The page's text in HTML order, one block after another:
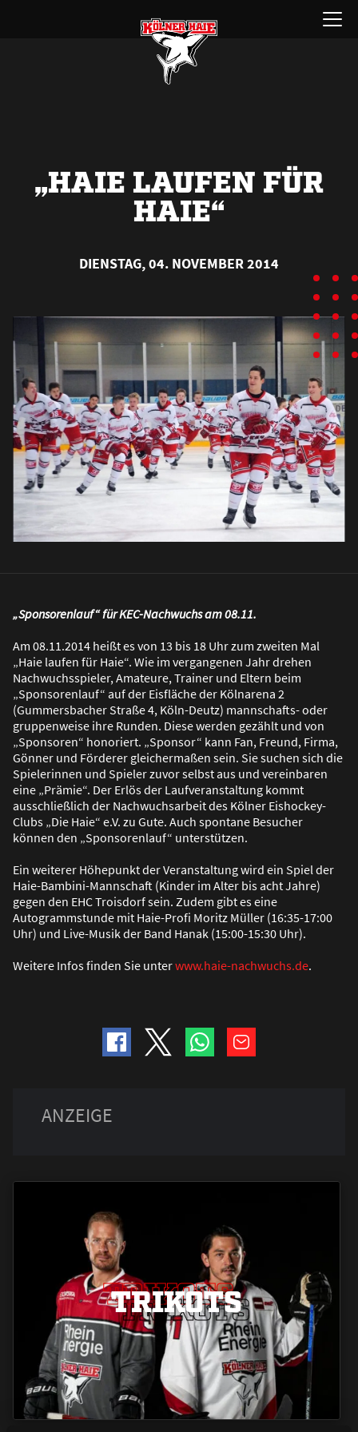
Menü
öffnen
„HAIE LAUFEN FÜR
HAIE“
DIENSTAG, 04. NOVEMBER 2014
„Sponsorenlauf“ für KEC-Nachwuchs am 08.11.
Am 08.11.2014 heißt es von 13 bis 18 Uhr zum zweiten Mal
„Haie laufen für Haie“. Wie im vergangenen Jahr drehen
Nachwuchsspieler, Amateure, Trainer und Eltern beim
„Sponsorenlauf“ auf der Eisfläche der Kölnarena 2
(Gummersbacher Straße 4, Köln-Deutz) mannschafts- oder
gruppenweise ihre Runden. Diese werden gezählt und von
„Sponsoren“ honoriert. „Sponsor“ kann Fan, Freund, Firma,
Gönner und Förderer gleichermaßen sein. Sie suchen sich die
Spielerinnen und Spieler zuvor selbst aus und vereinbaren
eine „Prämie“. Der Erlös der Laufveranstaltung kommt
ausschließlich der Nachwuchsarbeit des Kölner Eishockey-
Clubs „Die Haie“ e.V. zu Gute. Auch spontane Besucher
können den „Sponsorenlauf“ unterstützen.
Ein weiterer Höhepunkt der Veranstaltung wird ein Spiel der
Haie-Bambini-Mannschaft (Kinder im Alter bis acht Jahre)
gegen den EHC Troisdorf sein. Zudem gibt es eine
Autogrammstunde mit Haie-Profi Moritz Müller (16:35-17:00
Uhr) und Live-Musik der Band Hanak (15:00-15:30 Uhr).
Weitere Infos finden Sie unterwww.haie-nachwuchs.de.
TRIKOTS
TRIKOTS
TRIKOTS